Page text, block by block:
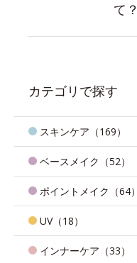
て？
カテゴリで探す
スキンケア（169）
ベースメイク（52）
ポイントメイク（64）
UV（18）
インナーケア（33）